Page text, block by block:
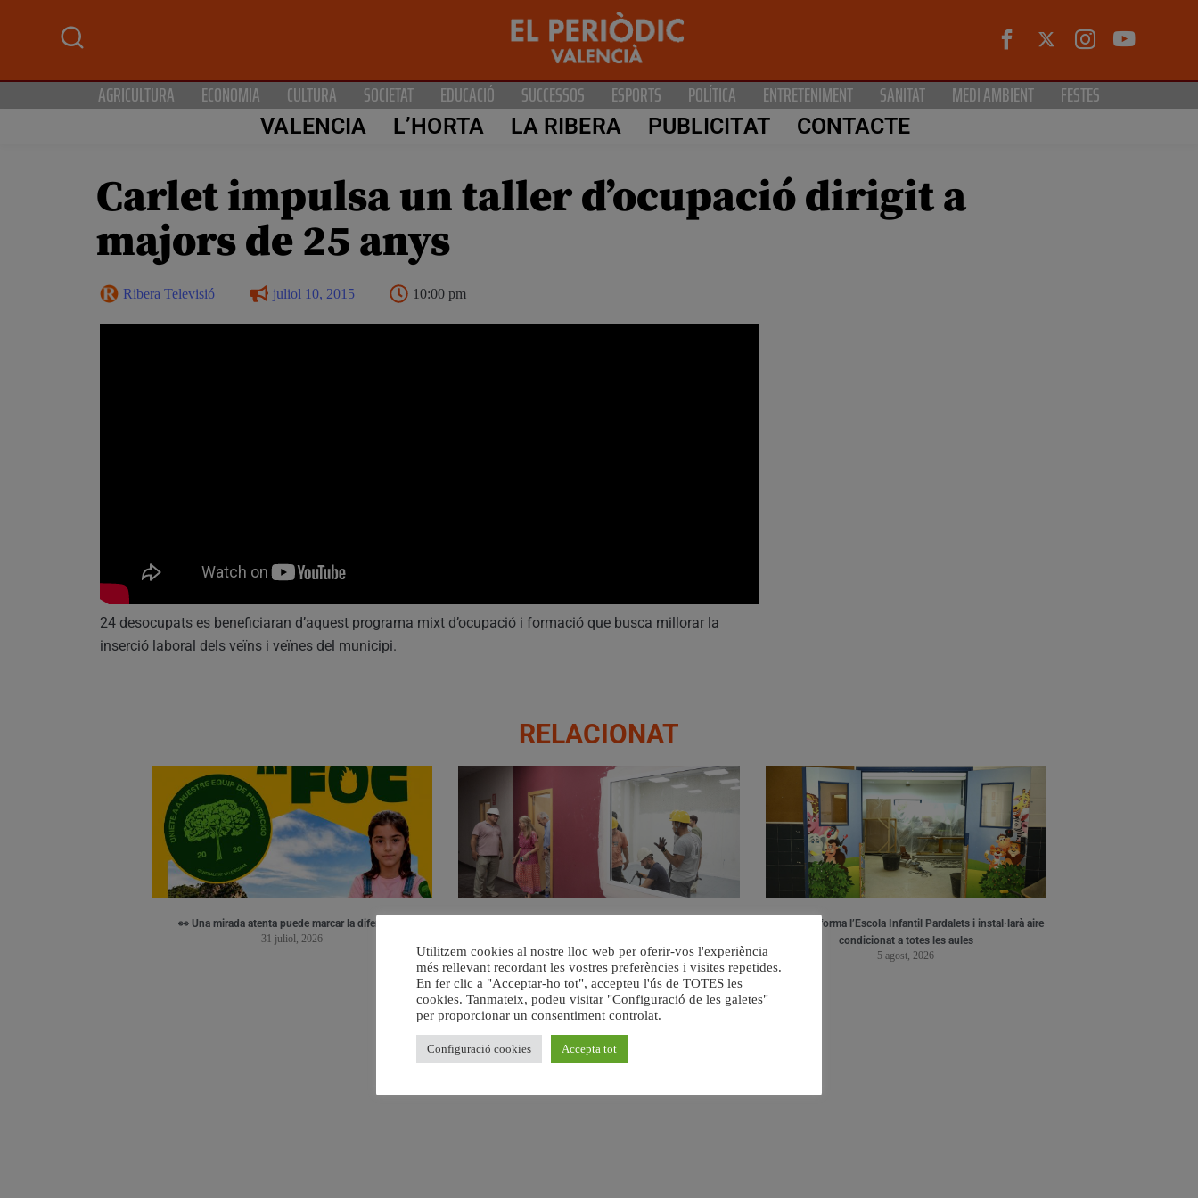
AGRICULTURA ECONOMIA CULTURA SOCIETAT EDUCACIÓ SUCCESSOS ESPORTS POLÍTICA ENTRETENIMENT SANITAT MEDI AMBIENT FESTES
VALENCIA L’HORTA LA RIBERA PUBLICITAT CONTACTE
Carlet impulsa un taller d’ocupació dirigit a
majors de 25 anys
Ribera Televisió juliol 10, 2015 10:00 pm
24 desocupats es beneficiaran d’aquest programa mixt d’ocupació i formació que busca millorar la
inserció laboral dels veïns i veïnes del municipi.
RELACIONAT
👀 Una mirada atenta puede marcar la diferencia.
31 juliol, 2026
6 agost, 2026
València reforma l’Escola Infantil Pardalets i instal·larà aire
condicionat a totes les aules
5 agost, 2026
Utilitzem cookies al nostre lloc web per oferir-vos l'experiència
més rellevant recordant les vostres preferències i visites repetides.
En fer clic a "Acceptar-ho tot", accepteu l'ús de TOTES les
cookies. Tanmateix, podeu visitar "Configuració de les galetes"
per proporcionar un consentiment controlat.
Configuració cookies Accepta tot